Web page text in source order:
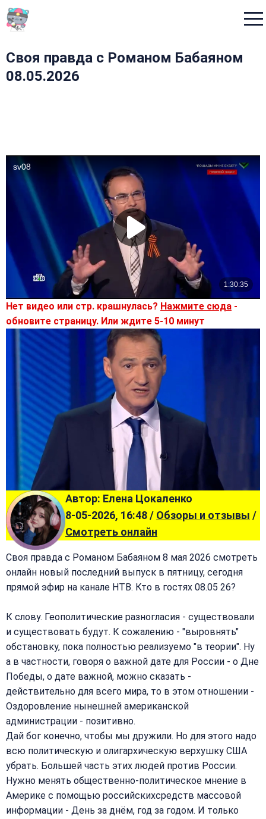
Своя правда с Романом Бабаяном
08.05.2026
Нет видео или стр. крашнулась? Нажмите сюда -
обновите страницу. Или ждите 5-10 минут
Автор: Елена Цокаленко
8-05-2026, 16:48 / Обзоры и отзывы /
Смотреть онлайн
Своя правда с Романом Бабаяном 8 мая 2026 смотреть
онлайн новый последний выпуск в пятницу, сегодня
прямой эфир на канале НТВ. Кто в гостях 08.05 26?
К слову. Геополитические разногласия - существовали
и существовать будут. К сожалению - "выровнять"
обстановку, пока полностью реализуемо "в теории". Ну
а в частности, говоря о важной дате для России - о Дне
Победы, о дате важной, можно сказать -
действительно для всего мира, то в этом отношении -
Оздоровление нынешней американской
администрации - позитивно.
Дай бог конечно, чтобы мы дружили. Но для этого надо
всю политическую и олигархическую верхушку США
убрать. Большей часть этих людей против России.
Нужно менять общественно-политическое мнение в
Америке с помощью российскихсредств массовой
информации - День за днём, год за годом. И только